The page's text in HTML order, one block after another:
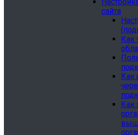
сайта
Как
Как
Как